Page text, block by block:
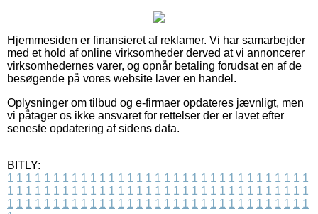
Hjemmesiden er finansieret af reklamer. Vi har samarbejder
med et hold af online virksomheder derved at vi annoncerer
virksomhedernes varer, og opnår betaling forudsat en af de
besøgende på vores website laver en handel.
Oplysninger om tilbud og e-firmaer opdateres jævnligt, men
vi påtager os ikke ansvaret for rettelser der er lavet efter
seneste opdatering af sidens data.
BITLY:
1 1 1 1 1 1 1 1 1 1 1 1 1 1 1 1 1 1 1 1 1 1 1 1 1 1 1 1 1 1 1 1 1
1 1 1 1 1 1 1 1 1 1 1 1 1 1 1 1 1 1 1 1 1 1 1 1 1 1 1 1 1 1 1 1 1
1 1 1 1 1 1 1 1 1 1 1 1 1 1 1 1 1 1 1 1 1 1 1 1 1 1 1 1 1 1 1 1 1